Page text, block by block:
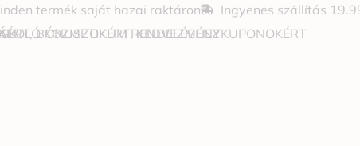
termék saját hazai raktáron
Ingyenes szállítás
KOZMETIKUM RENDELÉSHEZ
BÓNUSZOKÉRT, KEDVEZMÉNYKUPONOKÉRT